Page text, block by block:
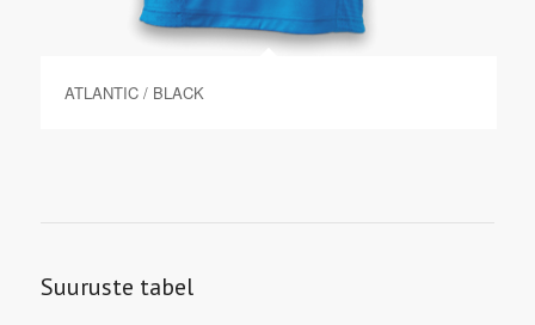
ATLANTIC / BLACK
Suuruste tabel